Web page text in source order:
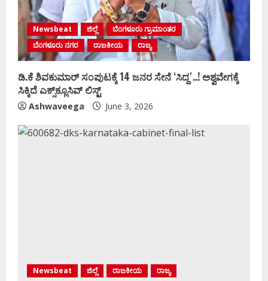
Newsbeat ಜಿಲ್ಲೆ
ಬೆಂಗಳೂರು ಗ್ರಾಮಾಂತರ
ಬೆಂಗಳೂರು ನಗರ
ರಾಜಕೀಯ ರಾಜ್ಯ
ಡಿ.ಕೆ ಶಿವಕುಮಾರ್‌ ಸಂಪುಟಕ್ಕೆ 14 ಜನರ ಸೇನೆ ʻಸಿದ್ದʼ..! ಅಶ್ವವೇಗಕ್ಕೆ
ಸಿಕ್ಕಿದೆ ಎಕ್ಸ್‌ಕ್ಲೂಸಿವ್‌ ಲಿಸ್ಟ್‌
Ashwaveega June 3, 2026
Newsbeat ಜಿಲ್ಲೆ ರಾಜಕೀಯ ರಾಜ್ಯ